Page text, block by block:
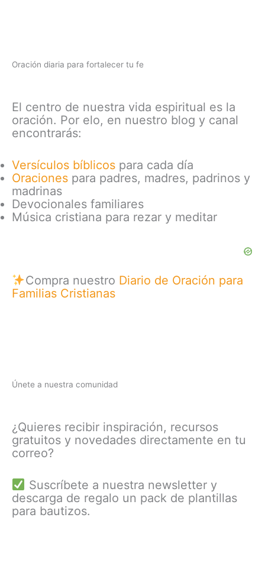
Oración diaria para fortalecer tu fe
El centro de nuestra vida espiritual es la
oración. Por elo, en nuestro blog y canal
encontrarás:
Versículos bíblicos para cada día
Oraciones para padres, madres, padrinos y
madrinas
Devocionales familiares
Música cristiana para rezar y meditar
Compra nuestro Diario de Oración para
Familias Cristianas
Únete a nuestra comunidad
¿Quieres recibir inspiración, recursos
gratuitos y novedades directamente en tu
correo?
Suscríbete a nuestra newsletter y
descarga de regalo un pack de plantillas
para bautizos.